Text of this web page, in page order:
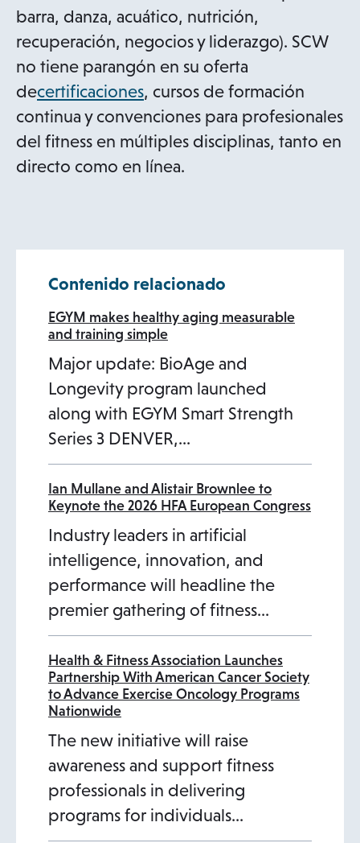
a
b
barra, danza, acuático, nutrición,
recuperación, negocios y liderazgo). SCW
no tiene parangón en su oferta
decertificacioneso
p
e
n
n
e
w
t
a
b
, cursos de formación
continua y convenciones para profesionales
del fitness en múltiples disciplinas, tanto en
directo como en línea.
Contenido relacionado
EGYM makes healthy aging measurable
and training simple
Major update: BioAge and
Longevity program launched
along with EGYM Smart Strength
Series 3 DENVER,…
Ian Mullane and Alistair Brownlee to
Keynote the 2026 HFA European Congress
Industry leaders in artificial
intelligence, innovation, and
performance will headline the
premier gathering of fitness…
Health & Fitness Association Launches
Partnership With American Cancer Society
to Advance Exercise Oncology Programs
Nationwide
The new initiative will raise
awareness and support fitness
professionals in delivering
programs for individuals…